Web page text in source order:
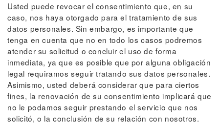
Usted puede revocar el consentimiento que, en su
caso, nos haya otorgado para el tratamiento de sus
datos personales. Sin embargo, es importante que
tenga en cuenta que no en todo los casos podremos
atender su solicitud o concluir el uso de forma
inmediata, ya que es posible que por alguna obligación
legal requiramos seguir tratando sus datos personales.
Asimismo, usted deberá considerar que para ciertos
fines, la renovación de su consentimiento implicará que
no le podamos seguir prestando el servicio que nos
solicitó, o la conclusión de su relación con nosotros.